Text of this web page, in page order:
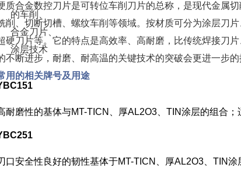
质合金数控刀片是可转位车削刀片的总称，是现代金属
的车削、
削、切断切槽、螺纹车削等领域。按材质可分为涂层刀
合金刀片、
硬刀片等。它的特点是高效率、高耐磨，比传统焊接刀
涂层技术
不断进步，耐磨、耐高温的关键技术的突破会更进一步的
用的相关牌号及用途
耐磨性的基体与MT-TICN、厚AL2O3、 TIN涂层的组合；
口安全性良好的韧性基体于MT-TICN、厚AL2O3 、TIN